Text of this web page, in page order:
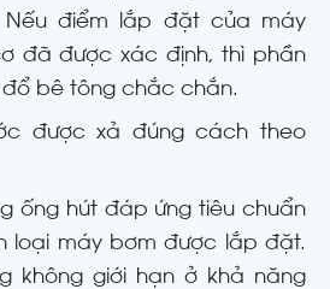
điểm lắp đặt của máy
đã được xác định, thì phần
bê tông chắc chắn.
được xả đúng cách theo
ống hút đáp ứng tiêu chuẩn
loại máy bơm được lắp đặt.
không giới hạn ở khả năng